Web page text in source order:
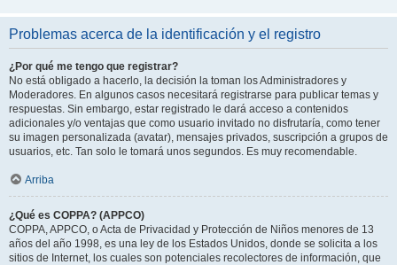
Problemas acerca de la identificación y el registro
¿Por qué me tengo que registrar?
No está obligado a hacerlo, la decisión la toman los Administradores y
Moderadores. En algunos casos necesitará registrarse para publicar temas y
respuestas. Sin embargo, estar registrado le dará acceso a contenidos
adicionales y/o ventajas que como usuario invitado no disfrutaría, como tener
su imagen personalizada (avatar), mensajes privados, suscripción a grupos de
usuarios, etc. Tan solo le tomará unos segundos. Es muy recomendable.
Arriba
¿Qué es COPPA? (APPCO)
COPPA, APPCO, o Acta de Privacidad y Protección de Niños menores de 13
años del año 1998, es una ley de los Estados Unidos, donde se solicita a los
sitios de Internet, los cuales son potenciales recolectores de información, que